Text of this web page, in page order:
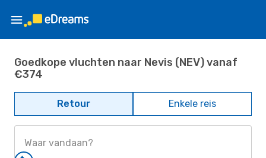
Goedkope vluchten naar Nevis (NEV) vanaf
€374
Retour Enkele reis
Waar vandaan?